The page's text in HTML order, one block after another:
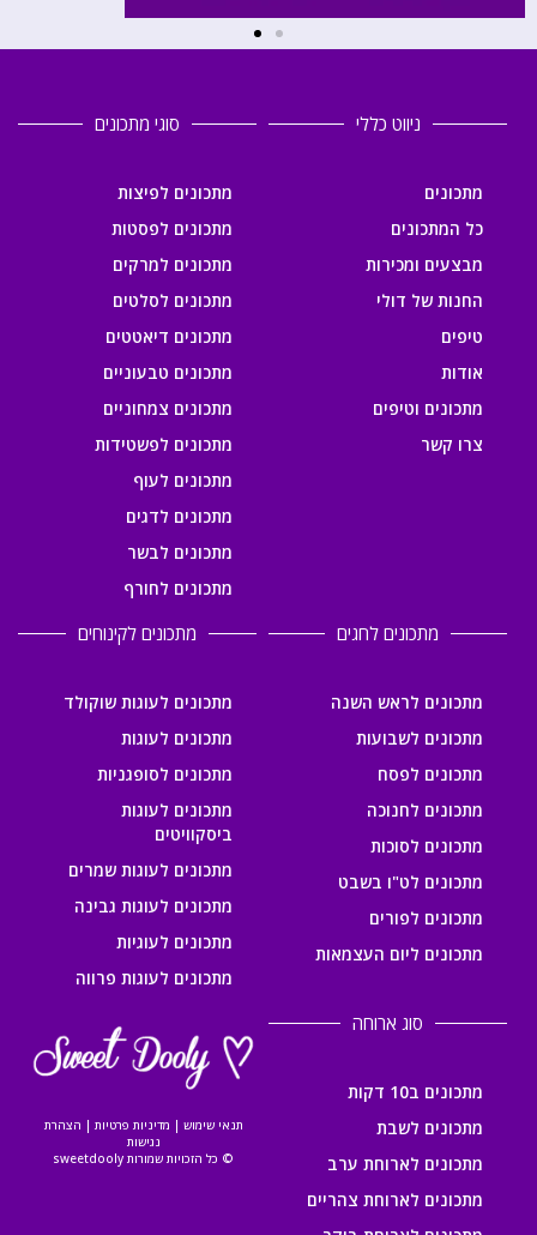
ניווט כללי
מתכונים
כל המתכונים
מבצעים ומכירות
החנות של דולי
טיפים
אודות
מתכונים וטיפים
צרו קשר
סוגי מתכונים
מתכונים לפיצות
מתכונים לפסטות
מתכונים למרקים
מתכונים לסלטים
מתכונים דיאטטים
מתכונים טבעוניים
מתכונים צמחוניים
מתכונים לפשטידות
מתכונים לעוף
מתכונים לדגים
מתכונים לבשר
מתכונים לחורף
מתכונים לחגים
מתכונים לראש השנה
מתכונים לשבועות
מתכונים לפסח
מתכונים לחנוכה
מתכונים לסוכות
מתכונים לט"ו בשבט
מתכונים לפורים
מתכונים ליום העצמאות
מתכונים לקינוחים
מתכונים לעוגות שוקולד
מתכונים לעוגות
מתכונים לסופגניות
מתכונים לעוגות
ביסקוויטים
מתכונים לעוגות שמרים
מתכונים לעוגות גבינה
מתכונים לעוגיות
מתכונים לעוגות פרווה
סוג ארוחה
מתכונים ב10 דקות
מתכונים לשבת
מתכונים לארוחת ערב
מתכונים לארוחת צהריים
תנאי שימוש | מדיניות פרטיות | הצהרת
נגישות
© כל הזכויות שמורות sweetdooly